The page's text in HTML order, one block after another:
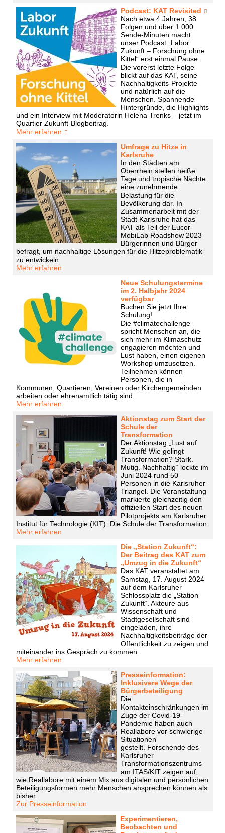
Podcast: KAT Revisited
Nach etwa 4 Jahren, 38
Folgen und über 1.000
Sende-Minuten macht
unser Podcast „Labor
Zukunft – Forschung ohne
Kittel“ erst einmal Pause.
Die vorerst letzte Folge
blickt auf das KAT, seine
Nachhaltigkeits-Projekte
und natürlich auf die
Menschen. Spannende
Hintergründe, die Highlights
und ein Interview mit Moderatorin Helena Trenks – jetzt im
Quartier Zukunft-Blogbeitrag.
Mehr erfahren
Umfrage zu Hitze in
Karlsruhe
In den Städten am
Oberrhein stellen heiße
Tage und tropische Nächte
eine zunehmende
Belastung für die
Bevölkerung dar. In
Zusammenarbeit mit der
Stadt Karlsruhe hat das
KAT als Teil der Eucor-
MobiLab Roadshow 2023
Bürgerinnen und Bürger
befragt, um nachhaltige Lösungen für die Hitzeproblematik
zu entwickeln.
Mehr erfahren
Neue Schulungstermine
im 2. Halbjahr 2024
verfügbar
Buchen Sie jetzt Ihre
Schulung!
Die #climatechallenge
spricht Menschen an, die
sich mehr im Klimaschutz
engagieren möchten und
Lust haben, einen eigenen
Workshop umzusetzen.
Teilnehmen können
Personen, die in
Kommunen, Quartieren, Vereinen oder Kirchengemeinden
arbeiten oder ehrenamtlich tätig sind.
Mehr erfahren
Aktionstag zum Start der
Schule der
Transformation
Der Aktionstag „Lust auf
Zukunft! Wie gelingt
Transformation? Stark.
Mutig. Nachhaltig“ lockte im
Juni 2024 rund 50
Personen in die Karlsruher
Triangel. Die Veranstaltung
markierte gleichzeitig den
offiziellen Start des neuen
Pilotprojekts am Karlsruher
Institut für Technologie (KIT): Die Schule der Transformation.
Mehr erfahren
Die „Station Zukunft“:
Der Beitrag des KAT zum
„Umzug in die Zukunft“
Das KAT veranstaltet am
Samstag, 17. August 2024
auf dem Karlsruher
Schlossplatz die „Station
Zukunft“. Akteure aus
Wissenschaft und
Stadtgesellschaft sind
eingeladen, ihre
Nachhaltigkeitsbeiträge der
Öffentlichkeit zu zeigen und
miteinander ins Gespräch zu kommen.
Mehr erfahren
Presseinformation:
Inklusivere Wege der
Bürgerbeteiligung
Die
Kontakteinschränkungen im
Zuge der Covid-19-
Pandemie haben auch
Reallabore vor schwierige
Situationen
gestellt. Forschende des
Karlsruher
Transformationszentrums
am ITAS/KIT zeigen auf,
wie Reallabore mit einem Mix aus digitalen und persönlichen
Beteiligungsformen mehr Menschen ansprechen können als
bisher.
Zur Presseinformation
Experimentieren,
Beobachten und